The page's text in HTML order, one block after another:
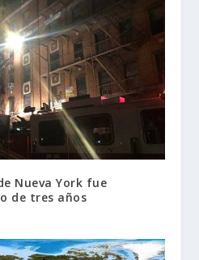
Nueva York fue
de tres años